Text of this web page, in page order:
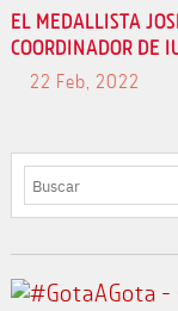
EL MEDALLISTA
COORDINADOR DE
22 Feb, 2022
BUSCAR